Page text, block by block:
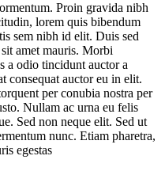
Proin gravida nibh
lorem quis bibendum
sem nibh id elit. Duis sed
amet mauris. Morbi
a odio tincidunt auctor a
consequat auctor eu in elit.
per conubia nostra per
Nullam ac urna eu felis
Sed non neque elit. Sed ut
nunc. Etiam pharetra,
egestas